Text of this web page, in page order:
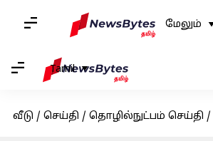
மேலும்
Tamil
வீடு / செய்தி / தொழில்நுட்பம் செய்தி /